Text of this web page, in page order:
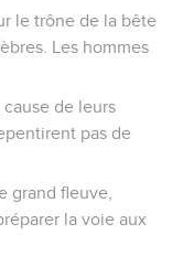
le trône de la bête
Les hommes
de leurs
pas de
grand fleuve,
la voie aux